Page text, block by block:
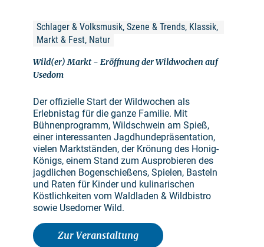
Schlager & Volksmusik, Szene & Trends, Klassik,
Markt & Fest, Natur
Wild(er) Markt - Eröffnung der Wildwochen auf
Usedom
Der offizielle Start der Wildwochen als
Erlebnistag für die ganze Familie. Mit
Bühnenprogramm, Wildschwein am Spieß,
einer interessanten Jagdhundepräsentation,
vielen Marktständen, der Krönung des Honig-
Königs, einem Stand zum Ausprobieren des
jagdlichen Bogenschießens, Spielen, Basteln
und Raten für Kinder und kulinarischen
Köstlichkeiten vom Waldladen & Wildbistro
sowie Usedomer Wild.
Zur Veranstaltung